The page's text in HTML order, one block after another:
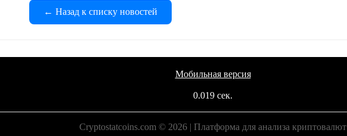
← Назад к списку новостей
Мобильная версия
0.019 сек.
Cryptostatcoins.com © 2026 | Платформа для анализа криптовалют